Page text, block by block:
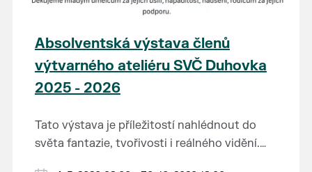
Absolventská výstava členů
výtvarného ateliéru SVČ Duhovka
2025 - 2026
Tato výstava je příležitostí nahlédnout do
světa fantazie, tvořivosti i reálného vidění.